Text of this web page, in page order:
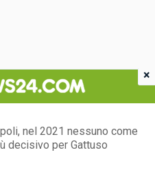
nel 2021 nessuno come
decisivo per Gattuso
×